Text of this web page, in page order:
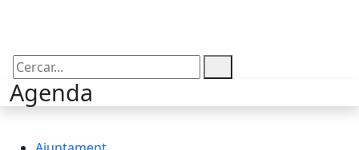
Cercar:
Agenda